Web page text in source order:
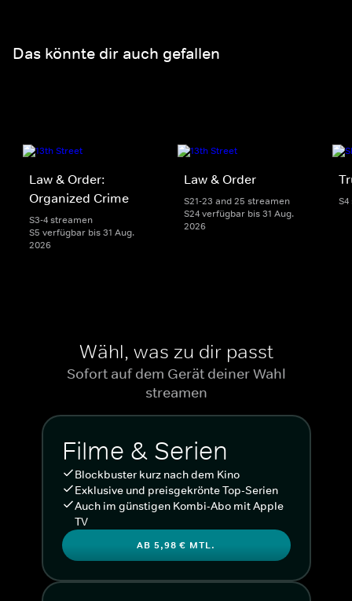
Das könnte dir auch gefallen
Law & Order:
Organized Crime
S3-4 streamen
S5 verfügbar bis 31 Aug.
2026
Law & Order
S21-23 and 25 streamen
S24 verfügbar bis 31 Aug.
2026
Wähl, was zu dir passt
Sofort auf dem Gerät deiner Wahl
streamen
Filme & Serien
Blockbuster kurz nach dem Kino
Exklusive und preisgekrönte Top-Serien
Auch im günstigen Kombi-Abo mit Apple
TV
AB 5,98 € MTL.